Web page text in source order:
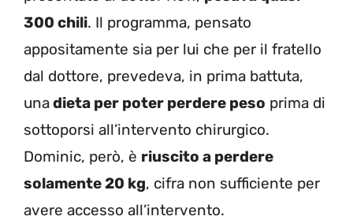
300 chili. Il programma, pensato
appositamente sia per lui che per il fratello
dal dottore, prevedeva, in prima battuta,
unadieta per poter perdere peso prima di
sottoporsi all’intervento chirurgico.
Dominic, però, è riuscito a perdere
solamente 20 kg, cifra non sufficiente per
avere accesso all’intervento.